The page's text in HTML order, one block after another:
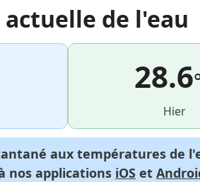
de l'eau
28.6
Hier
aux températures de
nos applications iOS et